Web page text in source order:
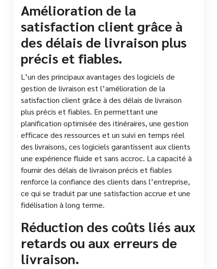
Amélioration de la
satisfaction client grâce à
des délais de livraison plus
précis et fiables.
L’un des principaux avantages des logiciels de
gestion de livraison est l’amélioration de la
satisfaction client grâce à des délais de livraison
plus précis et fiables. En permettant une
planification optimisée des itinéraires, une gestion
efficace des ressources et un suivi en temps réel
des livraisons, ces logiciels garantissent aux clients
une expérience fluide et sans accroc. La capacité à
fournir des délais de livraison précis et fiables
renforce la confiance des clients dans l’entreprise,
ce qui se traduit par une satisfaction accrue et une
fidélisation à long terme.
Réduction des coûts liés aux
retards ou aux erreurs de
livraison.